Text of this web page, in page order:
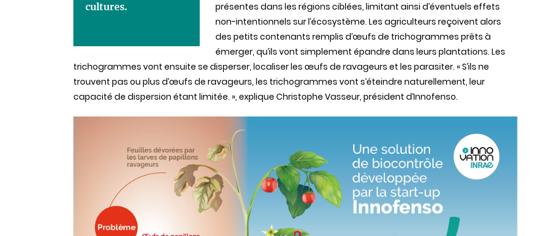
cultures.
présentes dans les régions ciblées, limitant ainsi d’éventuels effets
non-intentionnels sur l’écosystème. Les agriculteurs reçoivent alors
des petits contenants remplis d’œufs de trichogrammes prêts à
émerger, qu’ils vont simplement épandre dans leurs plantations. Les
trichogrammes vont ensuite se disperser, localiser les œufs de ravageurs et les parasiter. « S’ils ne
trouvent pas ou plus d’œufs de ravageurs, les trichogrammes vont s’éteindre naturellement, leur
capacité de dispersion étant limitée. », explique Christophe Vasseur, président d’Innofenso.